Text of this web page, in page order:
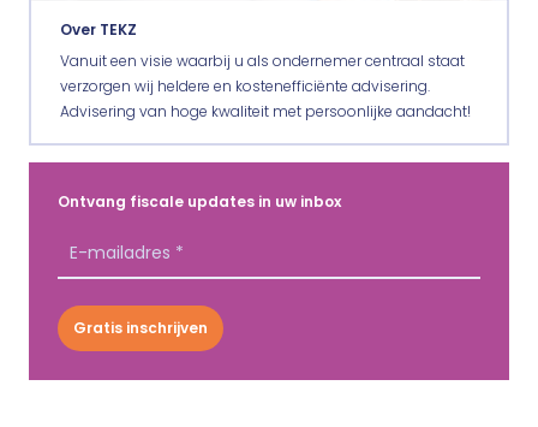
Over TEKZ
Vanuit een visie waarbij u als ondernemer centraal staat
verzorgen wij heldere en kostenefficiënte advisering.
Advisering van hoge kwaliteit met persoonlijke aandacht!
Ontvang fiscale updates in uw inbox
Gratis inschrijven